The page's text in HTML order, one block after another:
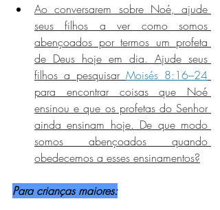
Ao conversarem sobre Noé, ajude
seus filhos a ver como somos
abençoados por termos um profeta
de Deus hoje em dia. Ajude seus
filhos a pesquisar Moisés 8:16–24
para encontrar coisas que Noé
ensinou e que os profetas do Senhor
ainda ensinam hoje. De que modo
somos abençoados quando
obedecemos a esses ensinamentos?
Para crianças maiores: